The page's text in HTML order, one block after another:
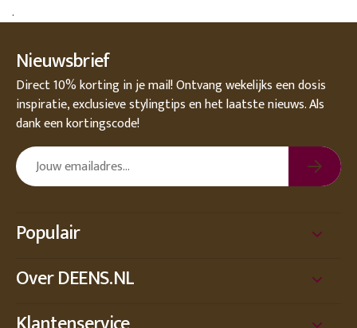
.
Nieuwsbrief
Direct 10% korting in je mail! Ontvang wekelijks een dosis
inspiratie, exclusieve stylingtips en het laatste nieuws. Als
dank een kortingscode!
Populair
Over DEENS.NL